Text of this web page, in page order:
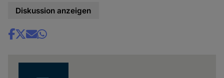
Diskussion anzeigen
Share